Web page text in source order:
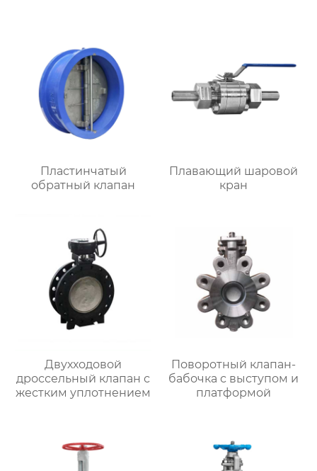
Пластинчатый
обратный клапан
Плавающий шаровой
кран
Двухходовой
дроссельный клапан с
жестким уплотнением
Поворотный клапан-
бабочка с выступом и
платформой